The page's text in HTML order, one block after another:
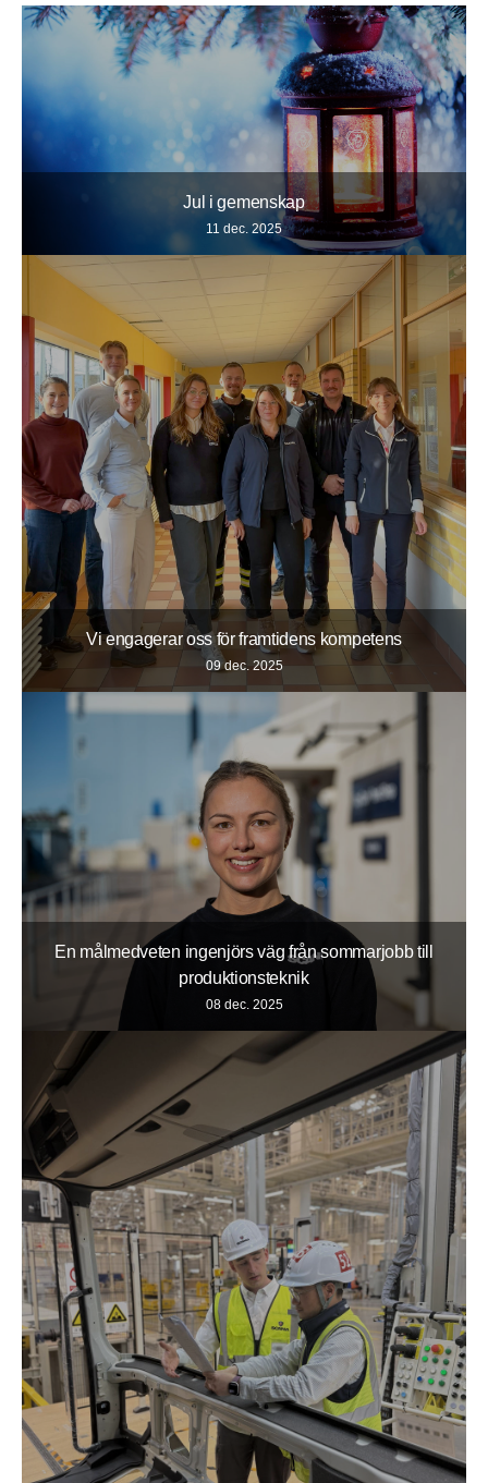
Jul i gemenskap
11 dec. 2025
Vi engagerar oss för framtidens kompetens
09 dec. 2025
En målmedveten ingenjörs väg från sommarjobb till
produktionsteknik
08 dec. 2025